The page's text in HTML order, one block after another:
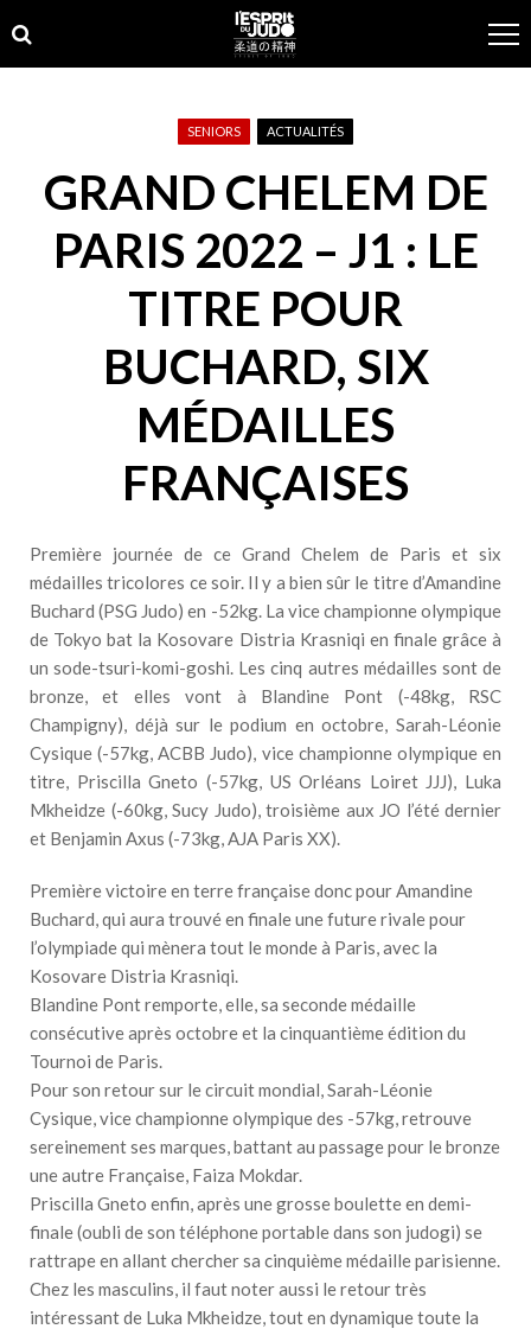
to
navigation
to
content
SENIORS ACTUALITÉS
GRAND CHELEM DE
PARIS 2022 – J1 : LE
TITRE POUR
BUCHARD, SIX
MÉDAILLES
FRANÇAISES
Première journée de ce Grand Chelem de Paris et six
médailles tricolores ce soir. Il y a bien sûr le titre d’Amandine
Buchard (PSG Judo) en -52kg. La vice championne olympique
de Tokyo bat la Kosovare Distria Krasniqi en finale grâce à
un sode-tsuri-komi-goshi. Les cinq autres médailles sont de
bronze, et elles vont à Blandine Pont (-48kg, RSC
Champigny), déjà sur le podium en octobre, Sarah-Léonie
Cysique (-57kg, ACBB Judo), vice championne olympique en
titre, Priscilla Gneto (-57kg, US Orléans Loiret JJJ), Luka
Mkheidze (-60kg, Sucy Judo), troisième aux JO l’été dernier
et Benjamin Axus (-73kg, AJA Paris XX).
Première victoire en terre française donc pour Amandine
Buchard, qui aura trouvé en finale une future rivale pour
l’olympiade qui mènera tout le monde à Paris, avec la
Kosovare Distria Krasniqi.
Blandine Pont remporte, elle, sa seconde médaille
consécutive après octobre et la cinquantième édition du
Tournoi de Paris.
Pour son retour sur le circuit mondial, Sarah-Léonie
Cysique, vice championne olympique des -57kg, retrouve
sereinement ses marques, battant au passage pour le bronze
une autre Française, Faiza Mokdar.
Priscilla Gneto enfin, après une grosse boulette en demi-
finale (oubli de son téléphone portable dans son judogi) se
rattrape en allant chercher sa cinquième médaille parisienne.
Chez les masculins, il faut noter aussi le retour très
intéressant de Luka Mkheidze, tout en dynamique toute la